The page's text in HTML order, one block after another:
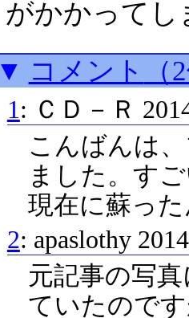
がかかってし
▼ コメント （
1: ＣＤ－Ｒ
こんばんは
ました。す
現在に蘇っ
2: apaslothy
元記事の写
ていたので